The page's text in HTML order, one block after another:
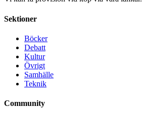
Sektioner
Böcker
Debatt
Kultur
Övrigt
Samhälle
Teknik
Community